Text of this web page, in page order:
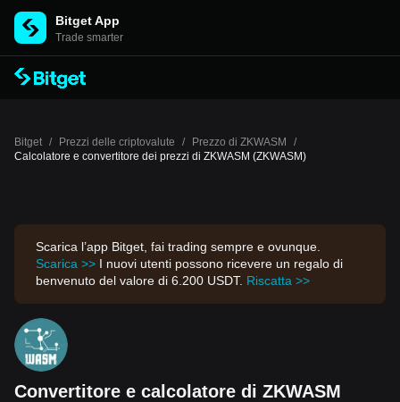
Bitget App
Trade smarter
Bitget / Prezzi delle criptovalute / Prezzo di ZKWASM
/
Calcolatore e convertitore dei prezzi di ZKWASM (ZKWASM)
Scarica l’app Bitget, fai trading sempre e ovunque.
Scarica >> I nuovi utenti possono ricevere un regalo di
benvenuto del valore di 6.200 USDT. Riscatta >>
Convertitore e calcolatore di ZKWASM